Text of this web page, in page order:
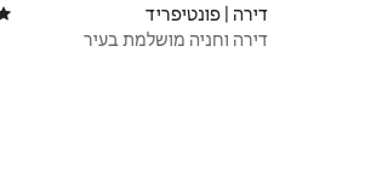
דירה | פונטיפריד
דירה וחניה מושלמת בעיר